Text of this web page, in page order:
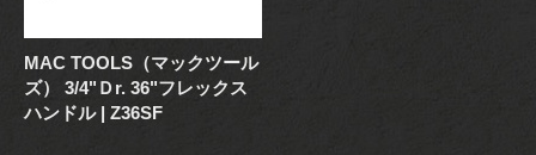
MAC TOOLS（マックツール
ズ） 3/4"Ｄr. 36"フレックス
ハンドル | Z36SF